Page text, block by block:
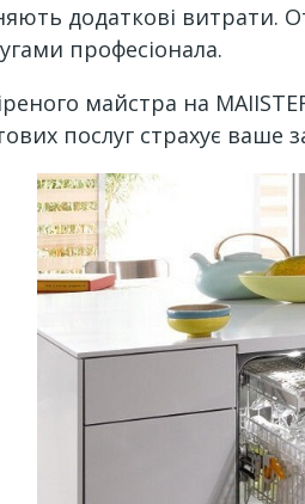
додаткові витрати.
професіонала.
майстра на
послуг страхує